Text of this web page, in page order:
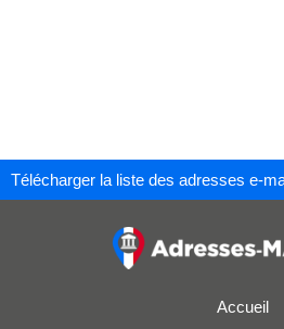
Télécharger la liste des adresses e-
Accueil